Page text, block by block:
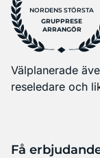
NORDENS STÖRSTA
GRUPPRESE
ARRANGÖR
Välplanerade
reseledare och
Få